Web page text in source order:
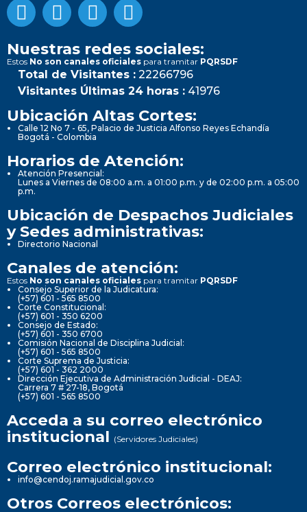
Nuestras redes sociales:
Estos No son canales oficiales para tramitar PQRSDF
Total de Visitantes : 22266796
Visitantes Últimas 24 horas : 41976
Ubicación Altas Cortes:
Calle 12 No 7 - 65, Palacio de Justicia Alfonso Reyes Echandía
Bogotá - Colombia
Horarios de Atención:
Atención Presencial:
Lunes a Viernes de 08:00 a.m. a 01:00 p.m. y de 02:00 p.m. a 05:00
p.m.
Ubicación de Despachos Judiciales
y Sedes administrativas:
Directorio Nacional
Canales de atención:
Estos No son canales oficiales para tramitar PQRSDF
Consejo Superior de la Judicatura:
(+57) 601 - 565 8500
Corte Constitucional:
(+57) 601 - 350 6200
Consejo de Estado:
(+57) 601 - 350 6700
Comisión Nacional de Disciplina Judicial:
(+57) 601 - 565 8500
Corte Suprema de Justicia:
(+57) 601 - 362 2000
Dirección Ejecutiva de Administración Judicial - DEAJ:
Carrera 7 # 27-18, Bogotá
(+57) 601 - 565 8500
Acceda a su correo electrónico
institucional (Servidores Judiciales)
Correo electrónico institucional:
info@cendoj.ramajudicial.gov.co
Otros Correos electrónicos: